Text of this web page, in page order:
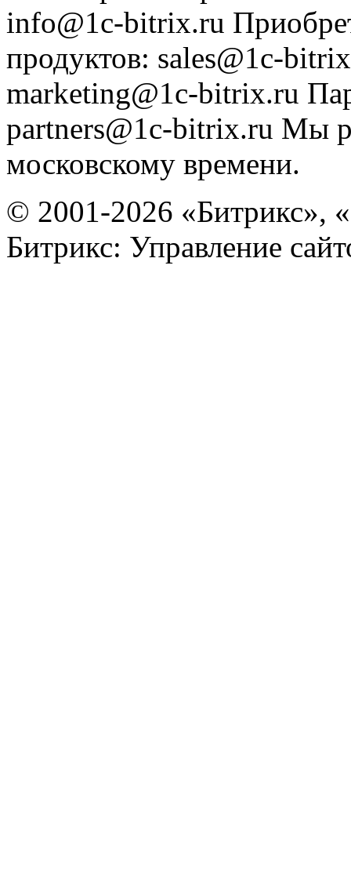
info@1c-bitrix.ru
продуктов: sales@1c-
marketing@1c-bitrix.ru
partners@1c-bitrix.ru Мы
московскому времени.
© 2001-2026 «Битрикс»,
Битрикс: Управление